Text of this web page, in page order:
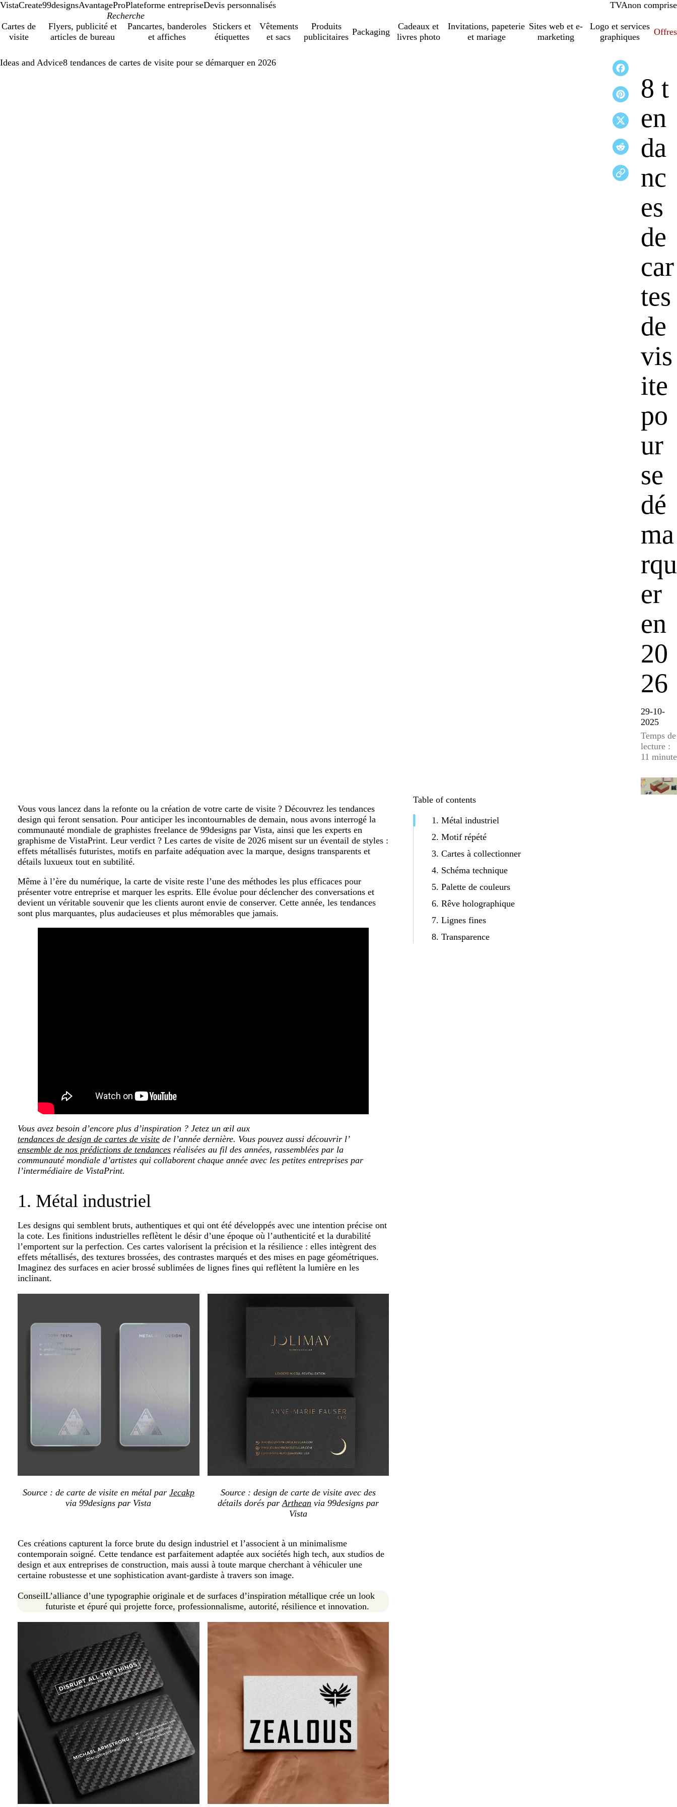
VistaCreate99designsAvantageProPlateforme entrepriseDevis personnalisés TVAcomprise
non comprise
Cartes de
visite
Flyers, publicité et
articles de bureau
Pancartes, banderoles
et affiches
Stickers et
étiquettes
Vêtements
et sacs
Produits
publicitaires
Packaging
Cadeaux et
livres photo
Invitations, papeterie
et mariage
Sites web et e-
marketing
Logo et services
graphiques
Offres
Ideas and Advice8 tendances de cartes de visite pour se démarquer en 2026
8 t
en
da
nc
es
de
car
tes
de
vis
ite
po
ur
se
dé
ma
rqu
er
en
20
26
29-10-
2025
Temps de
lecture :
11
Vous vous lancez dans la refonte ou la création de votre carte de visite ? Découvrez les tendances
design qui feront sensation. Pour anticiper les incontournables de demain, nous avons interrogé la
communauté mondiale de graphistes freelance de 99designs par Vista, ainsi que les experts en
graphisme de VistaPrint. Leur verdict ? Les cartes de visite de 2026 misent sur un éventail de styles :
effets métallisés futuristes, motifs en parfaite adéquation avec la marque, designs transparents et
détails luxueux tout en subtilité.
Même à l’ère du numérique, la carte de visite reste l’une des méthodes les plus efficaces pour
présenter votre entreprise et marquer les esprits. Elle évolue pour déclencher des conversations et
devient un véritable souvenir que les clients auront envie de conserver. Cette année, les tendances
sont plus marquantes, plus audacieuses et plus mémorables que jamais.
Vous avez besoin d’encore plus d’inspiration ? Jetez un œil aux
tendances de design de cartes de visite de l’année dernière. Vous pouvez aussi découvrir l’
ensemble de nos prédictions de tendances réalisées au fil des années, rassemblées par la
communauté mondiale d’artistes qui collaborent chaque année avec les petites entreprises par
l’intermédiaire de VistaPrint.
1. Métal industriel
Les designs qui semblent bruts, authentiques et qui ont été développés avec une intention précise ont
la cote. Les finitions industrielles reflètent le désir d’une époque où l’authenticité et la durabilité
l’emportent sur la perfection. Ces cartes valorisent la précision et la résilience : elles intègrent des
effets métallisés, des textures brossées, des contrastes marqués et des mises en page géométriques.
Imaginez des surfaces en acier brossé sublimées de lignes fines qui reflètent la lumière en les
inclinant.
Source : de carte de visite en métal par Jecakp
via 99designs par Vista
Source : design de carte de visite avec des
détails dorés par Arthean via 99designs par
Vista
Ces créations capturent la force brute du design industriel et l’associent à un minimalisme
contemporain soigné. Cette tendance est parfaitement adaptée aux sociétés high tech, aux studios de
design et aux entreprises de construction, mais aussi à toute marque cherchant à véhiculer une
certaine robustesse et une sophistication avant-gardiste à travers son image.
ConseilL’alliance d’une typographie originale et de surfaces d’inspiration métallique crée un look
futuriste et épuré qui projette force, professionnalisme, autorité, résilience et innovation.
Table of contents
1. Métal industriel
2. Motif répété
3. Cartes à collectionner
4. Schéma technique
5. Palette de couleurs
6. Rêve holographique
7. Lignes fines
8. Transparence